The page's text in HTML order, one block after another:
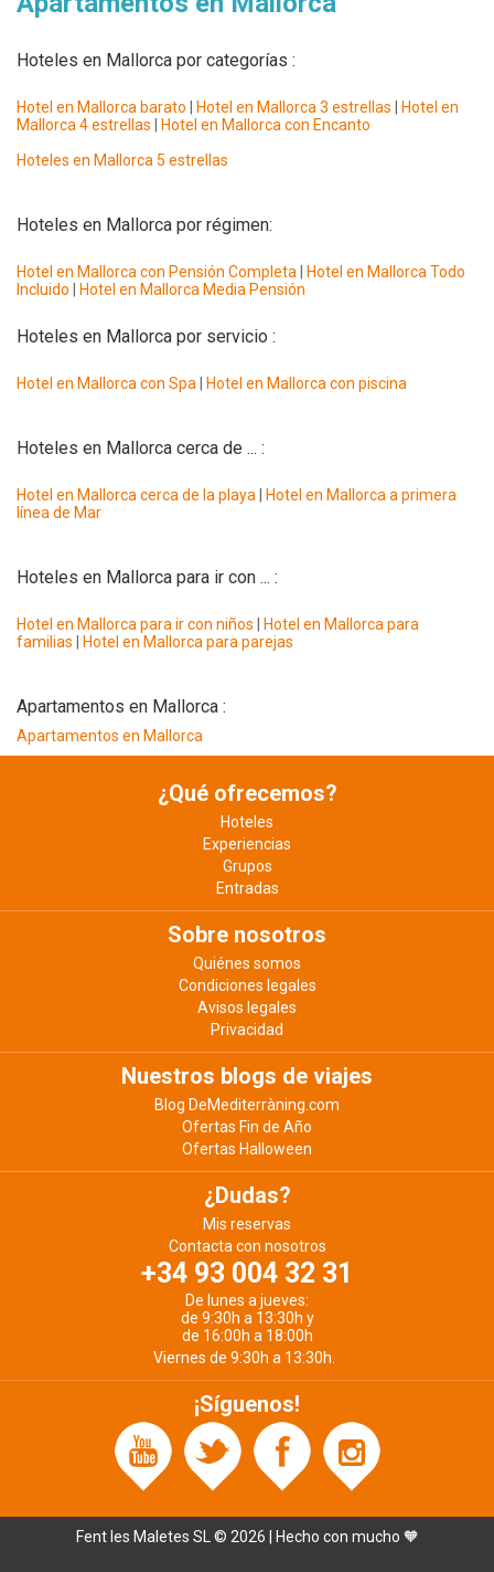
Hoteles en Mallorca por categorías :
Hotel en Mallorca barato Hotel en Mallorca 3 estrellas
Hotel en
Mallorca 4 estrellas
Hotel en Mallorca con Encanto
Hoteles en Mallorca 5 estrellas
Hoteles en Mallorca por régimen:
Hotel en Mallorca con Pensión Completa
Hotel en Mallorca Todo
Incluido
Hotel en Mallorca Media Pensión
Hoteles en Mallorca por servicio :
Hotel en Mallorca con Spa Hotel en Mallorca con piscina
Hoteles en Mallorca cerca de ... :
Hotel en Mallorca cerca de la playa
Hotel en Mallorca a primera
línea de Mar
Hoteles en Mallorca para ir con ... :
Hotel en Mallorca para ir con niños
Hotel en Mallorca para
familias
Hotel en Mallorca para parejas
Apartamentos en Mallorca :
Apartamentos en Mallorca
¿Qué ofrecemos?
Hoteles
Experiencias
Grupos
Entradas
Sobre nosotros
Quiénes somos
Condiciones legales
Avisos legales
Privacidad
Nuestros blogs de viajes
Blog DeMediterràning.com
Ofertas Fin de Año
Ofertas Halloween
¿Dudas?
Mis reservas
Contacta con nosotros
+34 93 004 32 31
De lunes a jueves:
de 9:30h a 13:30h y
de 16:00h a 18:00h
Viernes de 9:30h a 13:30h.
¡Síguenos!
Fent les Maletes SL © 2026 | Hecho con mucho 🧡